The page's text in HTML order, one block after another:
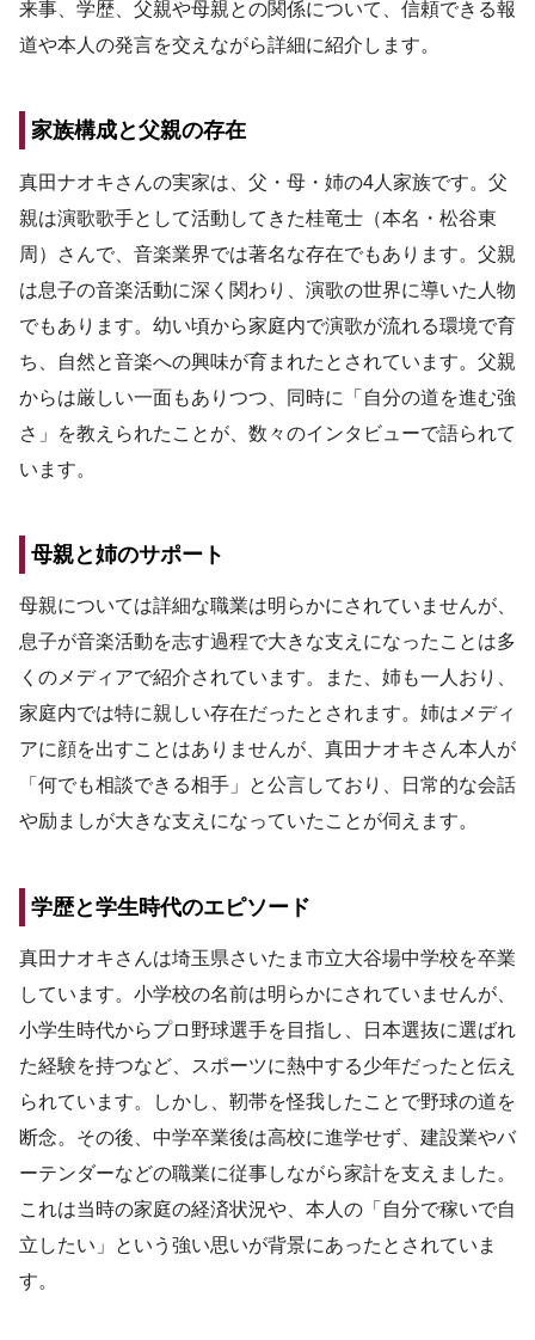
来事、学歴、父親や母親との関係について、信頼できる報
道や本人の発言を交えながら詳細に紹介します。
家族構成と父親の存在
真田ナオキさんの実家は、父・母・姉の4人家族です。父
親は演歌歌手として活動してきた桂竜士（本名・松谷東
周）さんで、音楽業界では著名な存在でもあります。父親
は息子の音楽活動に深く関わり、演歌の世界に導いた人物
でもあります。幼い頃から家庭内で演歌が流れる環境で育
ち、自然と音楽への興味が育まれたとされています。父親
からは厳しい一面もありつつ、同時に「自分の道を進む強
さ」を教えられたことが、数々のインタビューで語られて
います。
母親と姉のサポート
母親については詳細な職業は明らかにされていませんが、
息子が音楽活動を志す過程で大きな支えになったことは多
くのメディアで紹介されています。また、姉も一人おり、
家庭内では特に親しい存在だったとされます。姉はメディ
アに顔を出すことはありませんが、真田ナオキさん本人が
「何でも相談できる相手」と公言しており、日常的な会話
や励ましが大きな支えになっていたことが伺えます。
学歴と学生時代のエピソード
真田ナオキさんは埼玉県さいたま市立大谷場中学校を卒業
しています。小学校の名前は明らかにされていませんが、
小学生時代からプロ野球選手を目指し、日本選抜に選ばれ
た経験を持つなど、スポーツに熱中する少年だったと伝え
られています。しかし、靭帯を怪我したことで野球の道を
断念。その後、中学卒業後は高校に進学せず、建設業やバ
ーテンダーなどの職業に従事しながら家計を支えました。
これは当時の家庭の経済状況や、本人の「自分で稼いで自
立したい」という強い思いが背景にあったとされていま
す。